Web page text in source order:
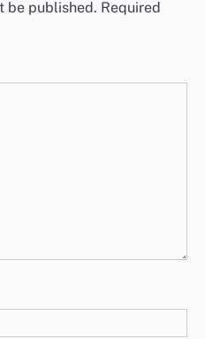
be published. Required